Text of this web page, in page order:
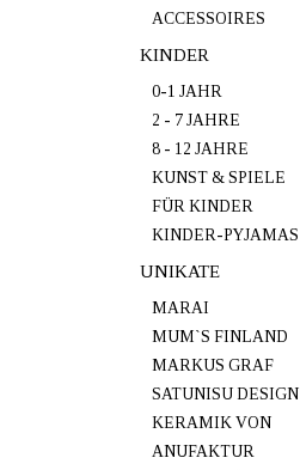
ACCESSOIRES
KINDER
0-1 JAHR
2 - 7 JAHRE
8 - 12 JAHRE
KUNST & SPIELE
FÜR KINDER
KINDER-PYJAMAS
UNIKATE
MARAI
MUM`S FINLAND
MARKUS GRAF
SATUNISU DESIGN
KERAMIK VON
ANUFAKTUR